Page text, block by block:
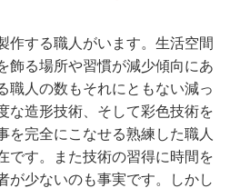
作する職人がいます。生活空間
飾る場所や習慣が減少傾向にあ
職人の数もそれにともない減っ
な造形技術、そして彩色技術を
を完全にこなせる熟練した職人
です。また技術の習得に時間を
が少ないのも事実です。しかし